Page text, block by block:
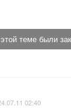
теме были
02:40